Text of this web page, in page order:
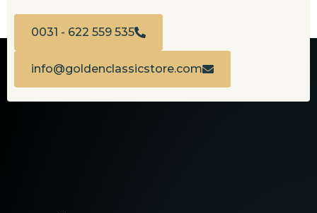
0031 - 622 559 535
info@goldenclassicstore.com